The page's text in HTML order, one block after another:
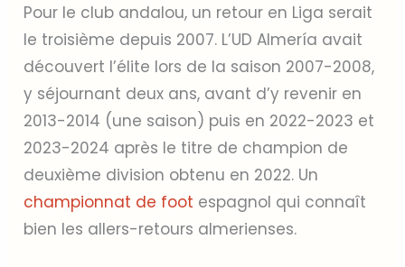
Pour le club andalou, un retour en Liga serait
le troisième depuis 2007. L’UD Almería avait
découvert l’élite lors de la saison 2007-2008,
y séjournant deux ans, avant d’y revenir en
2013-2014 (une saison) puis en 2022-2023 et
2023-2024 après le titre de champion de
deuxième division obtenu en 2022. Un
championnat de foot espagnol qui connaît
bien les allers-retours almerienses.